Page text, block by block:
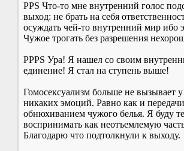
PPS Что-то мне внутренний голос
выход: не брать на себя
осуждать чей-то внутренний мир ибо
Чужое трогать без разрешения
PPPS Ура! Я нашел со своим
единение! Я стал на ступень выше!
Гомосексуализм больше не вызывает
никаких эмоций. Равно как и
обнюхиванием чужого белья. Я буду
воспринимать как неотъемлемую
Благодарю что подтолкнули к выходу.